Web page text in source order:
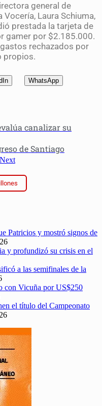
general de
Laura Schiuma,
prestada la tarjeta de
gamer por $2.185.000.
rechazados por
propios.
WhatsApp
canalizar su
de Santiago
Next
Patricios y mostró signos de
y profundizó su crisis en el
a las semifinales de la
con Vicuña por US$250
el título del Campeonato